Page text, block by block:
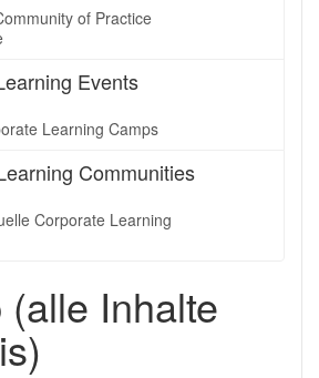
of Practice
Events
Learning Camps
Communities
Corporate Learning
Inhalte